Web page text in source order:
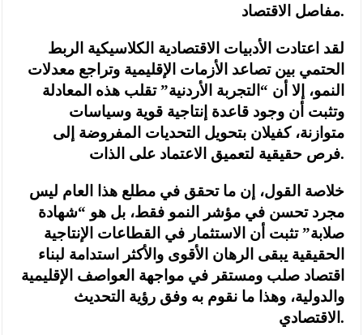
مفاصل الاقتصاد.
لقد اعتادت الأدبيات الاقتصادية الكلاسيكية الربط
الحتمي بين تصاعد الأزمات الإقليمية وتراجع معدلات
النمو، إلا أن “التجربة الأردنية” تقلب هذه المعادلة
وتثبت أن وجود قاعدة إنتاجية قوية وسياسات
متوازنة، كفيلان بتحويل التحديات المفروضة إلى
فرص حقيقية لتعميق الاعتماد على الذات.
خلاصة القول، إن ما تحقق في مطلع هذا العام ليس
مجرد تحسن في مؤشر النمو فقط، بل هو “شهادة
صلابة” تثبت أن الاستثمار في القطاعات الإنتاجية
الحقيقية يبقى الرهان الأقوى والأكثر استدامة لبناء
اقتصاد صلب ومستقر في مواجهة العواصف الإقليمية
والدولية، وهذا ما نقوم به وفق رؤية التحديث
الاقتصادي.